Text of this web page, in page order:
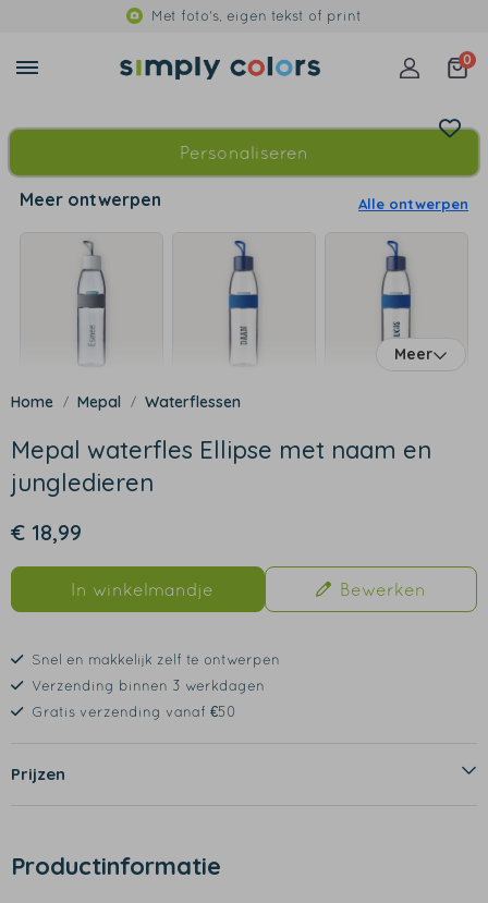
Met foto's, eigen tekst of print
0
Personaliseren
Meer ontwerpen Alle ontwerpen
Meer
Mepal Waterflessen
Mepal waterfles Ellipse met naam en
jungledieren
€ 18,99
In winkelmandje Bewerken
Snel en makkelijk zelf te ontwerpen
Verzending binnen 3 werkdagen
Gratis verzending vanaf €50
Prijzen
Productinformatie